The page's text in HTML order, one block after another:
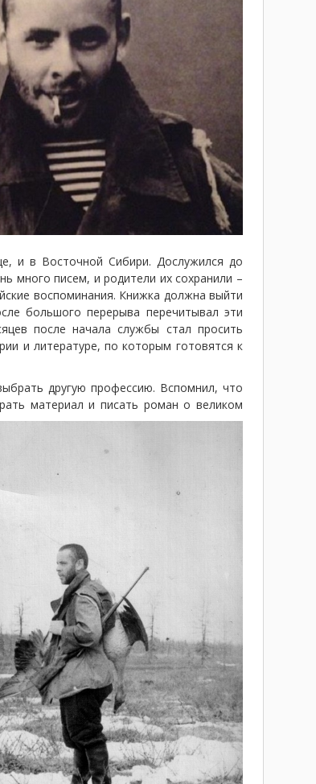
и в Восточной Сибири. Дослужился до
много писем, и родители их сохранили –
воспоминания. Книжка должна выйти
большого перерыва перечитывал эти
после начала службы стал просить
и литературе, по которым готовятся к
другую профессию. Вспомнил, что
материал и писать роман о великом